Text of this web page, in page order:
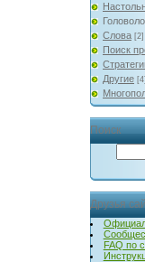
Слова [2]
Поиск
Другие [4]
Поиск
Друзья
FAQ по